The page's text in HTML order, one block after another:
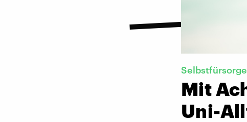
Selbstfürsorge
Mit
Uni-